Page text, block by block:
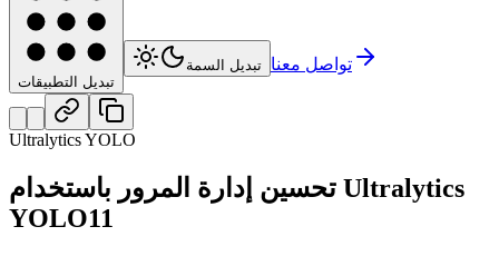
تبديل التطبيقات
تبديل السمة تواصل معنا
Ultralytics YOLO
تحسين إدارة المرور باستخدام Ultralytics
YOLO11